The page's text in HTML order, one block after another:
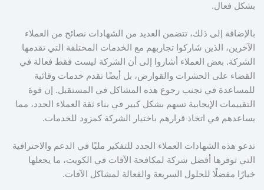
بشكل فعال.
بالإضافة إلى ذلك، تتضمن العديد من الشهادات نصائح من العملاء
الآخرين، الذين شاركوا تجاربهم مع الخدمات المختلفة التي تقدمها
الشركة. بعض العملاء أشاروا إلى أن الشركة ليست فقط فعالة في
القضاء على الحشرات والقوارض، بل أيضًا تقدم خدمات وقائية
للمساعدة في تجنب رجوع هذه المشاكل في المستقبل. إن قوة
التقييمات الإيجابية تسهم بشكل كبير في بناء ثقة العملاء الجدد، مما
يساعدهم في اتخاذ قرارهم باختيار الشركة كمزود للخدمات.
تدعو هذه الشهادات العملاء الجدد للتفكير مليًا في الدعم والاحترافية
التي توفرها أفضل شركة لمكافحة الآفات في الكويت، ما يجعلها
خيارًا مفضلًا للحلول السريعة والفعالة لمشاكل الآفات.